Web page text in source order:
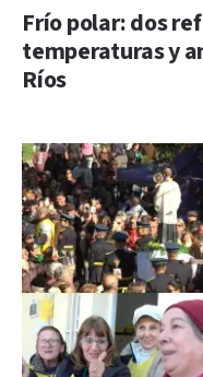
Frío polar: dos
temperaturas y
Ríos